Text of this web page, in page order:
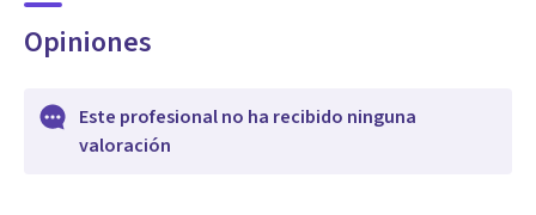
Opiniones
Este profesional no ha recibido ninguna
valoración